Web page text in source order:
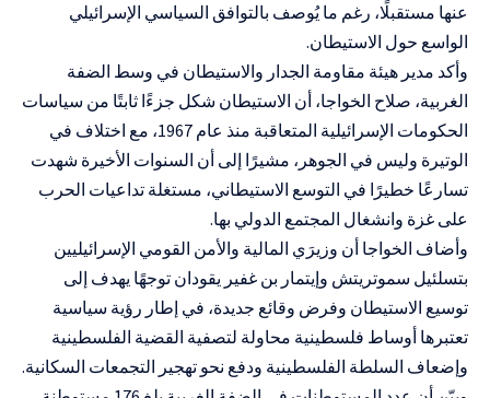
عنها مستقبلًا، رغم ما يُوصف بالتوافق السياسي الإسرائيلي
الواسع حول الاستيطان.
وأكد مدير هيئة مقاومة الجدار والاستيطان في وسط الضفة
الغربية، صلاح الخواجا، أن الاستيطان شكل جزءًا ثابتًا من سياسات
الحكومات الإسرائيلية المتعاقبة منذ عام 1967، مع اختلاف في
الوتيرة وليس في الجوهر، مشيرًا إلى أن السنوات الأخيرة شهدت
تسارعًا خطيرًا في التوسع الاستيطاني، مستغلة تداعيات الحرب
على غزة وانشغال المجتمع الدولي بها.
وأضاف الخواجا أن وزيرَي المالية والأمن القومي الإسرائيليين
بتسلئيل سموتريتش وإيتمار بن غفير يقودان توجهًا يهدف إلى
توسيع الاستيطان وفرض وقائع جديدة، في إطار رؤية سياسية
تعتبرها أوساط فلسطينية محاولة لتصفية القضية الفلسطينية
وإضعاف السلطة الفلسطينية ودفع نحو تهجير التجمعات السكانية.